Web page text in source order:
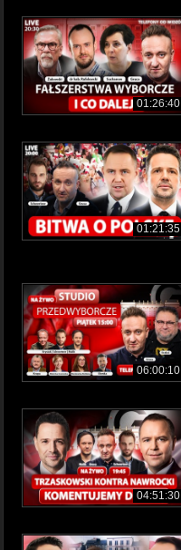
01:26:40
01:21:35
06:00:10
04:51:30